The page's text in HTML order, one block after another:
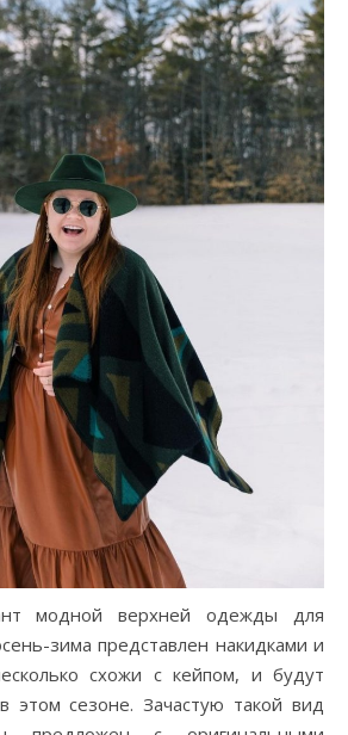
модной верхней одежды для
зима представлен накидками и
схожи с кейпом, и будут
этом сезоне. Зачастую такой вид